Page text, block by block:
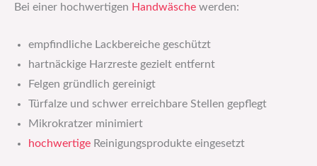
Bei einer hochwertigen Handwäsche werden:
empfindliche Lackbereiche geschützt
hartnäckige Harzreste gezielt entfernt
Felgen gründlich gereinigt
Türfalze und schwer erreichbare Stellen gepflegt
Mikrokratzer minimiert
hochwertige Reinigungsprodukte eingesetzt